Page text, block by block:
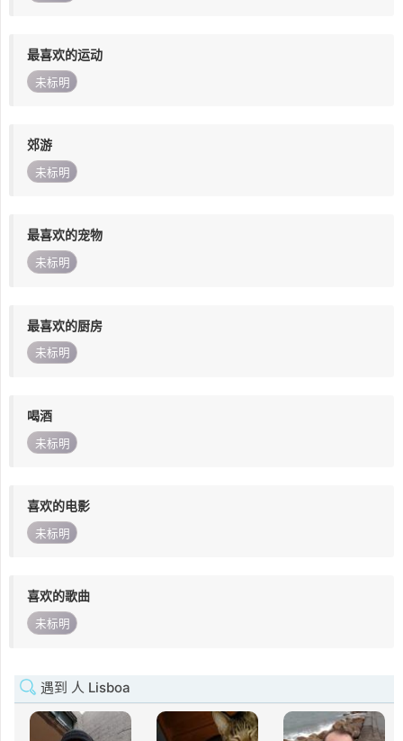
最喜欢的运动
未标明
郊游
未标明
最喜欢的宠物
未标明
最喜欢的厨房
未标明
喝酒
未标明
喜欢的电影
未标明
喜欢的歌曲
未标明
遇到 人 Lisboa